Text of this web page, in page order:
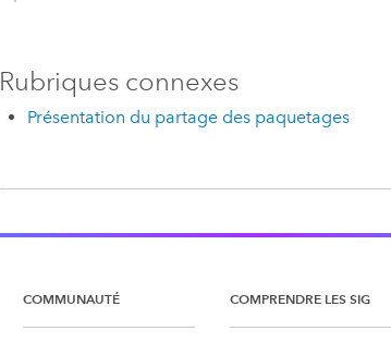
Rubriques connexes
Présentation du partage des paquetages
COMMUNAUTÉ COMPRENDRE LES SIG